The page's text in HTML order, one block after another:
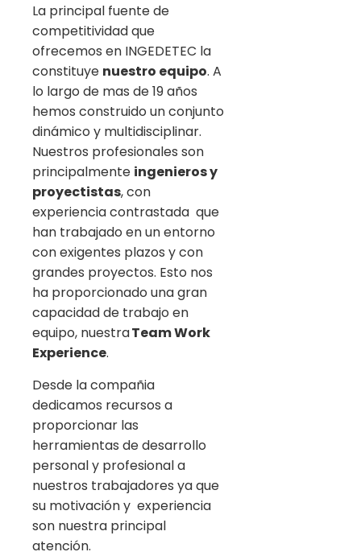
La principal fuente de
competitividad que
ofrecemos en INGEDETEC la
constituye nuestro equipo. A
lo largo de mas de 19 años
hemos construido un conjunto
dinámico y multidisciplinar.
Nuestros profesionales son
principalmente ingenieros y
proyectistas, con
experiencia contrastada que
han trabajado en un entorno
con exigentes plazos y con
grandes proyectos. Esto nos
ha proporcionado una gran
capacidad de trabajo en
equipo, nuestraTeam Work
Experience.
Desde la compañia
dedicamos recursos a
proporcionar las
herramientas de desarrollo
personal y profesional a
nuestros trabajadores ya que
su motivación y experiencia
son nuestra principal
atención.